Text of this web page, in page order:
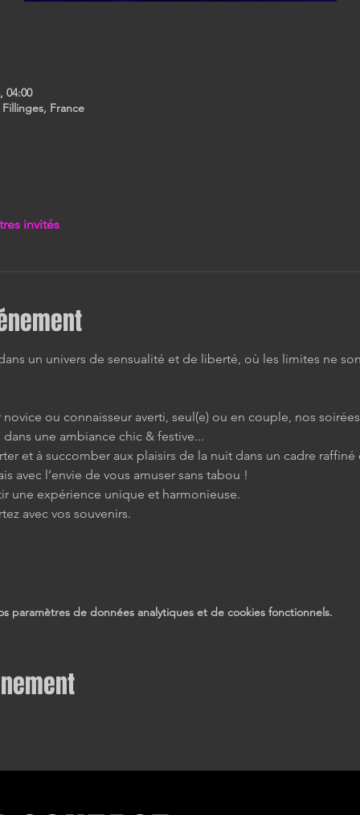
04:00
Fillinges, France
invités
un univers de sensualité et de liberté, où les limites ne
ou connaisseur averti, seul(e) ou en couple, nos
une ambiance chic & festive...
et à succomber aux plaisirs de la nuit dans un cadre raffiné
avec l’envie de vous amuser sans tabou !
une expérience unique et harmonieuse.
avec vos souvenirs.
paramètres de données analytiques et de cookies fonctionnels.